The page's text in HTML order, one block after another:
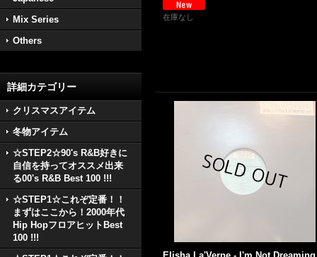
Mix Series
Others
詳細カテゴリー
クリスマスアイテム
冬物アイテム
☆STEP2☆90's R&B好きに
自信を持ってオススメ出来
る00's R&B Best 100 !!!
☆STEP1☆これぞ定番！！
まずはここから！2000年代
Hip HopフロアヒットBest
100 !!!
在庫なし